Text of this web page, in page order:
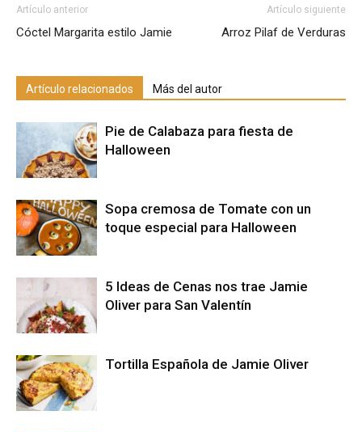
Artículo anterior
Cóctel Margarita estilo Jamie
Artículo siguiente
Arroz Pilaf de Verduras
Artículo relacionados Más del autor
Pie de Calabaza para fiesta de
Halloween
Sopa cremosa de Tomate con un
toque especial para Halloween
5 Ideas de Cenas nos trae Jamie
Oliver para San Valentín
Tortilla Española de Jamie Oliver